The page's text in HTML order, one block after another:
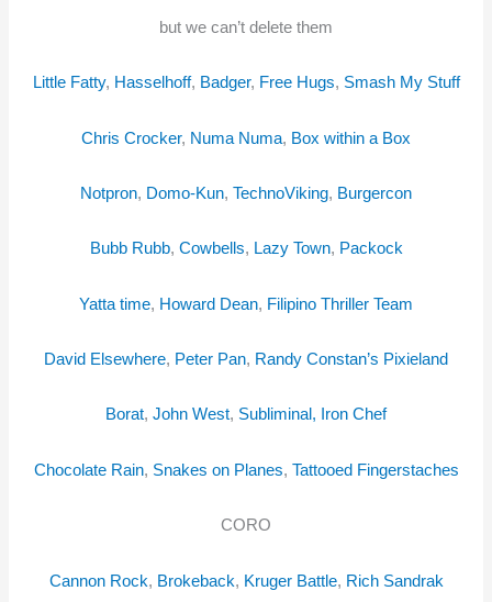
but we can’t delete them
Little Fatty, Hasselhoff, Badger, Free Hugs, Smash My Stuff
Chris Crocker, Numa Numa, Box within a Box
Notpron, Domo-Kun, TechnoViking, Burgercon
Bubb Rubb, Cowbells, Lazy Town, Packock
Yatta time, Howard Dean, Filipino Thriller Team
David Elsewhere, Peter Pan, Randy Constan’s Pixieland
Borat, John West, Subliminal, Iron Chef
Chocolate Rain, Snakes on Planes, Tattooed Fingerstaches
CORO
Cannon Rock, Brokeback, Kruger Battle, Rich Sandrak